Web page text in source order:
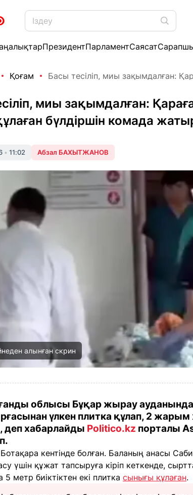
ПрезидентПарламентСаясат
Қоғам Басы тесіліп, миы зақымдалған:
миы зақымдалған:
бүлдіршін комада
• 11:02 Абзал БАХЫТЖАНОВ
алынған скрин
облысы Бұқар жырау ауданында
үлкен плитка құлап, 2
деп хабарлайды Politico.kz порталы
кентінде болған. Баланың анасы
үшін құжат тапсыруға кіріп кеткенде,
5 метр биіктіктен екі плитка сынығы құлаған.